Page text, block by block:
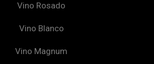
Vino Rosado
Vino Blanco
Vino Magnum